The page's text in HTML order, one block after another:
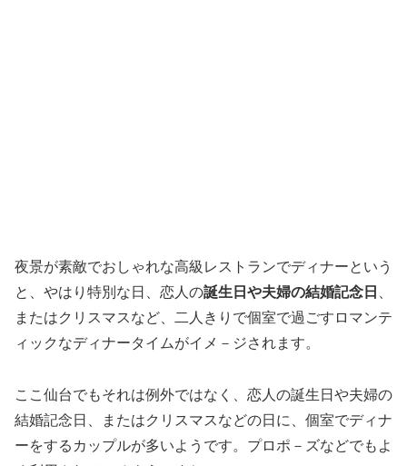
夜景が素敵でおしゃれな高級レストランでディナーという
と、やはり特別な日、恋人の誕生日や夫婦の結婚記念日
またはクリスマスなど、二人きりで個室で過ごすロマンテ
ィックなディナータイムがイメ－ジされます。
ここ仙台でもそれは例外ではなく、恋人の誕生日や夫婦の
結婚記念日、またはクリスマスなどの日に、個室でディナ
ーをするカップルが多いようです。プロポ－ズなどでもよ